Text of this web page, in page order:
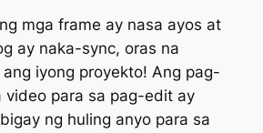
mga frame ay nasa ayos at
ay naka-sync, oras na
iyong proyekto! Ang pag-
video para sa pag-edit ay
ng huling anyo para sa